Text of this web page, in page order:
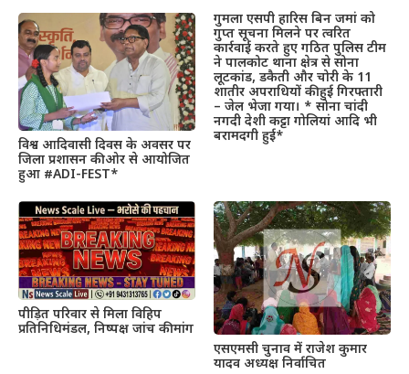
विश्व आदिवासी दिवस के अवसर पर
जिला प्रशासन की ओर से आयोजित
हुआ #ADI-FEST*
गुमला एसपी हारिस बिन जमां को
गुप्त सूचना मिलने पर त्वरित
कार्रवाई करते हुए गठित पुलिस टीम
ने पालकोट थाना क्षेत्र से सोना
लूटकांड, डकैती और चोरी के 11
शातीर अपराधियों की हुई गिरफ्तारी
– जेल भेजा गया। * सोना चांदी
नगदी देशी कट्टा गोलियां आदि भी
बरामदगी हुई*
पीड़ित परिवार से मिला विहिप
प्रतिनिधिमंडल, निष्पक्ष जांच की मांग
एसएमसी चुनाव में राजेश कुमार
यादव अध्यक्ष निर्वाचित